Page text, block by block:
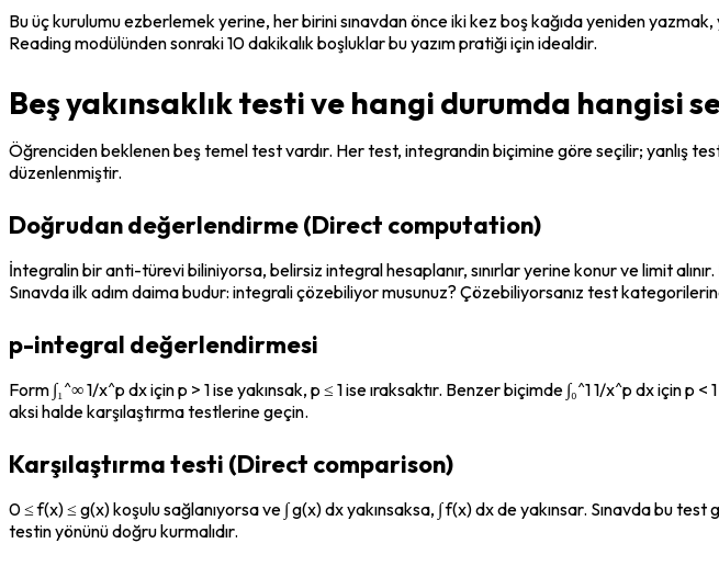
Bu üç kurulumu ezberlemek yerine, her birini sınavdan önce iki kez boş kağıda yeniden yazmak,
Reading modülünden sonraki 10 dakikalık boşluklar bu yazım pratiği için idealdir.
Beş yakınsaklık testi ve hangi durumda hangisi
Öğrenciden beklenen beş temel test vardır. Her test, integrandin biçimine göre seçilir; yanlış
düzenlenmiştir.
Doğrudan değerlendirme (Direct computation)
İntegralin bir anti-türevi biliniyorsa, belirsiz integral hesaplanır, sınırlar yerine konur ve limit
Sınavda ilk adım daima budur: integrali çözebiliyor musunuz? Çözebiliyorsanız test
p-integral değerlendirmesi
Form ∫₁^∞ 1/x^p dx için p > 1 ise yakınsak, p ≤ 1 ise ıraksaktır. Benzer biçimde ∫₀^1 1/x^p dx için
aksi halde karşılaştırma testlerine geçin.
Karşılaştırma testi (Direct comparison)
0 ≤ f(x) ≤ g(x) koşulu sağlanıyorsa ve ∫ g(x) dx yakınsaksa, ∫ f(x) dx de yakınsar. Sınavda bu
testin yönünü doğru kurmalıdır.